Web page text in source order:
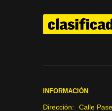
INFORMACIÓN
Dirección: Calle